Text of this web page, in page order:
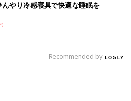
んやり冷感寝具で快適な睡眠を
)
Recommended by